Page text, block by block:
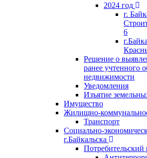
2024 год
г.
6
Решение о
ранее учтенного
недвижимости
Уведомления
Изъятие
Имущество
Жилищно-
Транспорт
Социально-
г.Байкальска